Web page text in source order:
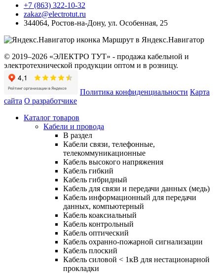
+7 (863) 322-10-32
zakaz@electrotut.ru
344064, Ростов-на-Дону, ул. Особенная, 25
Маршрут в Яндекс.Навигатор
© 2019–2026 «ЭЛЕКТРО ТУТ» - продажа кабельной и
электротехнической продукции оптом и в розницу.
Политика конфиденциальности Карта
сайта О разработчике
Каталог товаров
Кабели и провода
В раздел
Кабели связи, телефонные,
телекоммуникационные
Кабель высокого напряжения
Кабель гибкий
Кабель гибридный
Кабель для связи и передачи данных (медь)
Кабель информационный для передачи
данных, компьютерный
Кабель коаксиальный
Кабель контрольный
Кабель оптический
Кабель охранно-пожарной сигнализации
Кабель плоский
Кабель силовой < 1кВ для нестационарной
прокладки